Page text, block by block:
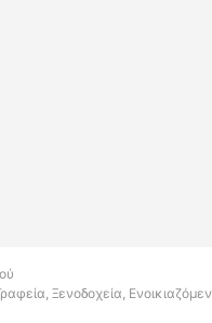
Ξενοδοχεία,